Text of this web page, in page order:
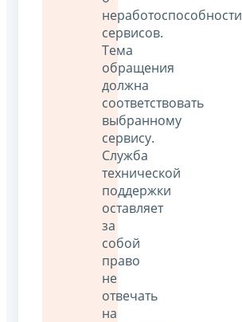
неработоспособности
сервисов.
Тема
обращения
должна
соответствовать
выбранному
сервису.
Служба
технической
поддержки
оставляет
за
собой
право
не
отвечать
на